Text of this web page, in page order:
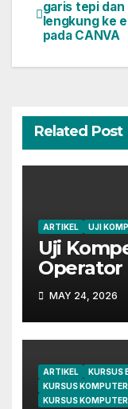
garis tepi
lengkung ke
pada CANVA
Related Post
ARTIKEL UJI
Uji
Digital
MAY 24, 2026
ARTIKEL KURSUS
KURSUS
KURSUS